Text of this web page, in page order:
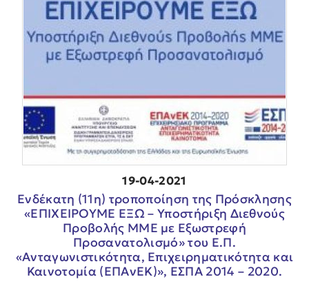
19-04-2021
Ενδέκατη (11η) τροποποίηση της Πρόσκλησης
«ΕΠΙΧΕΙΡΟΥΜΕ ΕΞΩ – Υποστήριξη Διεθνούς
Προβολής ΜΜΕ με Εξωστρεφή
Προσανατολισμό» του Ε.Π.
«Ανταγωνιστικότητα, Επιχειρηματικότητα και
Καινοτομία (ΕΠΑνΕΚ)», ΕΣΠΑ 2014 – 2020.